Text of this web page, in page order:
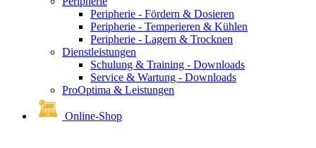
Peripherie - Fördern & Dosieren
Peripherie - Temperieren & Kühlen
Peripherie - Lagern & Trocknen
Dienstleistungen
Schulung & Training - Downloads
Service & Wartung - Downloads
ProOptima & Leistungen
Online-Shop